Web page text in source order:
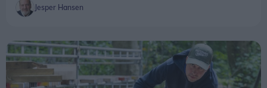
Jesper Hansen